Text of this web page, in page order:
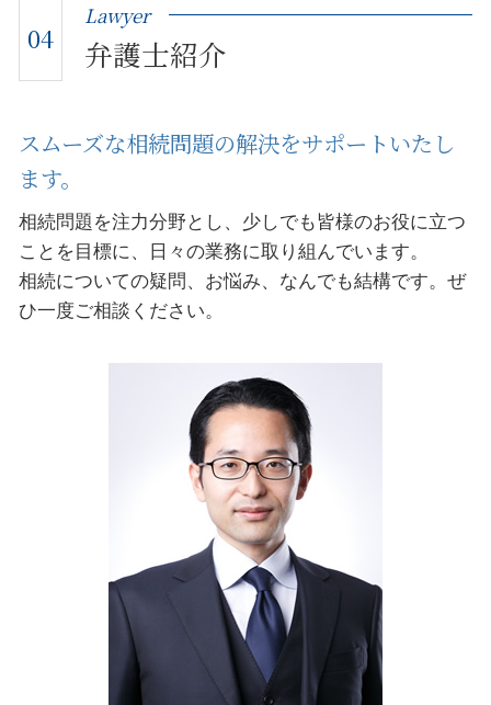
04
Lawyer
弁護士紹介
スムーズな相続問題の解決をサポートいたし
ます。
相続問題を注力分野とし、少しでも皆様のお役に立つ
ことを目標に、日々の業務に取り組んでいます。
相続についての疑問、お悩み、なんでも結構です。ぜ
ひ一度ご相談ください。